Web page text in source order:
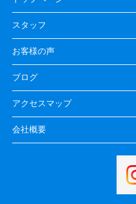
スタッフ
お客様の声
ブログ
アクセスマップ
会社概要